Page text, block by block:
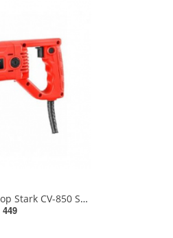
Глибинний вібратор Stark CV-850 SE Industrial 220 В(120050016)
449